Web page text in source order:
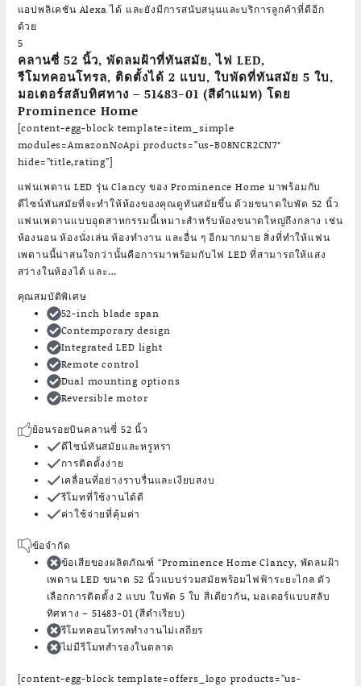
แอปพลิเคชัน Alexa ได้ และยังมีการสนับสนุนและบริการลูกค้าที่ดีอีก
ด้วย
5
คลานซี่ 52 นิ้ว, พัดลมฝ้าที่ทันสมัย, ไฟ LED,
รีโมทคอนโทรล, ติดตั้งได้ 2 แบบ, ใบพัดที่ทันสมัย 5 ใบ,
มอเตอร์สลับทิศทาง – 51483-01 (สีดำแมท) โดย
Prominence Home
[content-egg-block template=item_simple
modules=AmazonNoApi products=”us-B08NCR2CN7″
hide=”title,rating”]
แฟนเพดาน LED รุ่น Clancy ของ Prominence Home มาพร้อมกับ
ดีไซน์ทันสมัยที่จะทำให้ห้องของคุณดูทันสมัยขึ้น ด้วยขนาดใบพัด 52 นิ้ว
แฟนเพดานแบบอุตสาหกรรมนี้เหมาะสำหรับห้องขนาดใหญ่ถึงกลาง เช่น
ห้องนอน ห้องนั่งเล่น ห้องทำงาน และอื่น ๆ อีกมากมาย สิ่งที่ทำให้แฟน
เพดานนี้น่าสนใจกว่านั้นคือการมาพร้อมกับไฟ LED ที่สามารถให้แสง
สว่างในห้องได้ และ…
คุณสมบัติพิเศษ
52-inch blade span
Contemporary design
Integrated LED light
Remote control
Dual mounting options
Reversible motor
ย้อนรอยบินคลานซี่ 52 นิ้ว
ดีไซน์ทันสมัยและหรูหรา
การติดตั้งง่าย
เคลื่อนที่อย่างราบรื่นและเงียบสงบ
รีโมทที่ใช้งานได้ดี
ค่าใช้จ่ายที่คุ้มค่า
ข้อจำกัด
ข้อเสียของผลิตภัณฑ์ “Prominence Home Clancy, พัดลมฝ้า
เพดาน LED ขนาด 52 นิ้วแบบร่วมสมัยพร้อมไฟฟ้าระยะไกล ตัว
เลือกการติดตั้ง 2 แบบ ใบพัด 5 ใบ สีเดียวกัน, มอเตอร์แบบสลับ
ทิศทาง – 51483-01 (สีดำเรียบ)
รีโมทคอนโทรลทำงานไม่เสถียร
ไม่มีรีโมทสำรองในตลาด
[content-egg-block template=offers_logo products=”us-